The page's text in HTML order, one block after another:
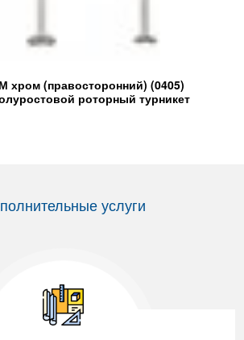
хром (правосторонний) (0405)
роторный турникет
услуги